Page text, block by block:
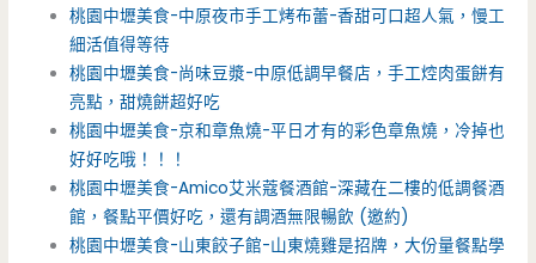
桃園中壢美食-中原夜市手工烤布蕾-香甜可口超人氣，慢工
細活值得等待
桃園中壢美食-尚味豆漿-中原低調早餐店，手工焢肉蛋餅有
亮點，甜燒餅超好吃
桃園中壢美食-京和章魚燒-平日才有的彩色章魚燒，冷掉也
好好吃哦！！！
桃園中壢美食-Amico艾米蔻餐酒館-深藏在二樓的低調餐酒
館，餐點平價好吃，還有調酒無限暢飲 (邀約)
桃園中壢美食-山東餃子館-山東燒雞是招牌，大份量餐點學